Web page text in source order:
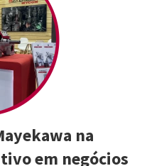
na
em negócios